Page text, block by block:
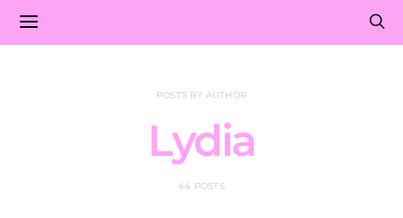
POSTS BY AUTHOR
Lydia
44 POSTS